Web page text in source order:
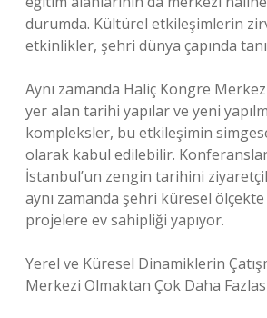
durumda. Kültürel etkileşimlerin
etkinlikler, şehri dünya çapında
Aynı zamanda Haliç Kongre
yer alan tarihi yapılar ve yeni
kompleksler, bu etkileşimin
olarak kabul edilebilir.
İstanbul’un zengin tarihini
aynı zamanda şehri küresel
projelere ev sahipliği yapıyor.
Yerel ve Küresel Dinamiklerin
Merkezi Olmaktan Çok Daha